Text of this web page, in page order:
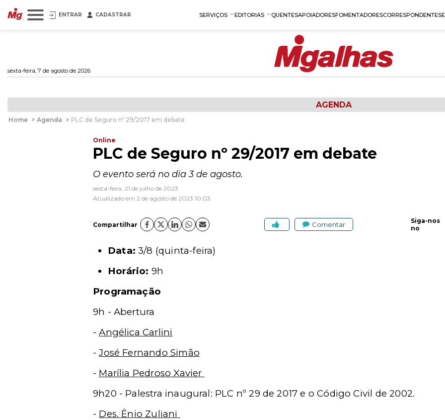
ENTRAR CADASTRAR SERVIÇOS EDITORIAS QUENTESAPOIADORESFOMENTADORESCORRESPONDENTES
sexta-feira, 7 de agosto de 2026
AGENDA
Home > Agenda > PLC de Seguro nº 29/2017 em debate
Online
PLC de Seguro nº 29/2017 em debate
O evento será no dia 3 de agosto.
sexta-feira, 21 de julho de 2023
Atualizado em 2 de agosto de 2023 10:03
Compartilhar Comentar
Siga-nos
no
Data: 3/8 (quinta-feira)
Horário: 9h
Programação
9h - Abertura
-Angélica Carlini
-José Fernando Simão
- Marília Pedroso Xavier
9h20 - Palestra inaugural: PLC nº 29 de 2017 e o Código Civil de 2002.
- Des. Ênio Zuliani